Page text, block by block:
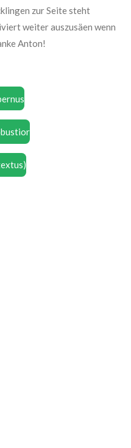
zur Seite steht
weiter auszusäen wenn
Anton!